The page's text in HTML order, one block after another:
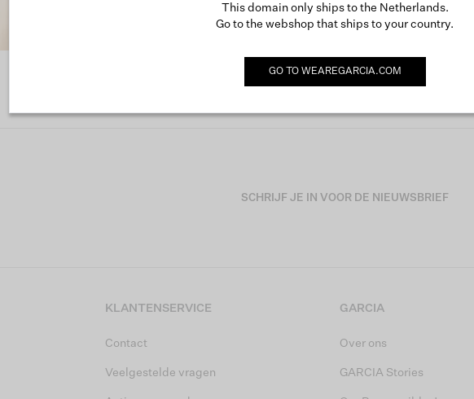
SCHRIJF JE IN VOOR DE NIEUWSBRIEF
KLANTENSERVICE
Contact
Veelgestelde vragen
GARCIA
Over ons
GARCIA Stories
This domain only ships to the Netherlands.
Go to the webshop that ships to your country.
GO TO WEAREGARCIA.COM